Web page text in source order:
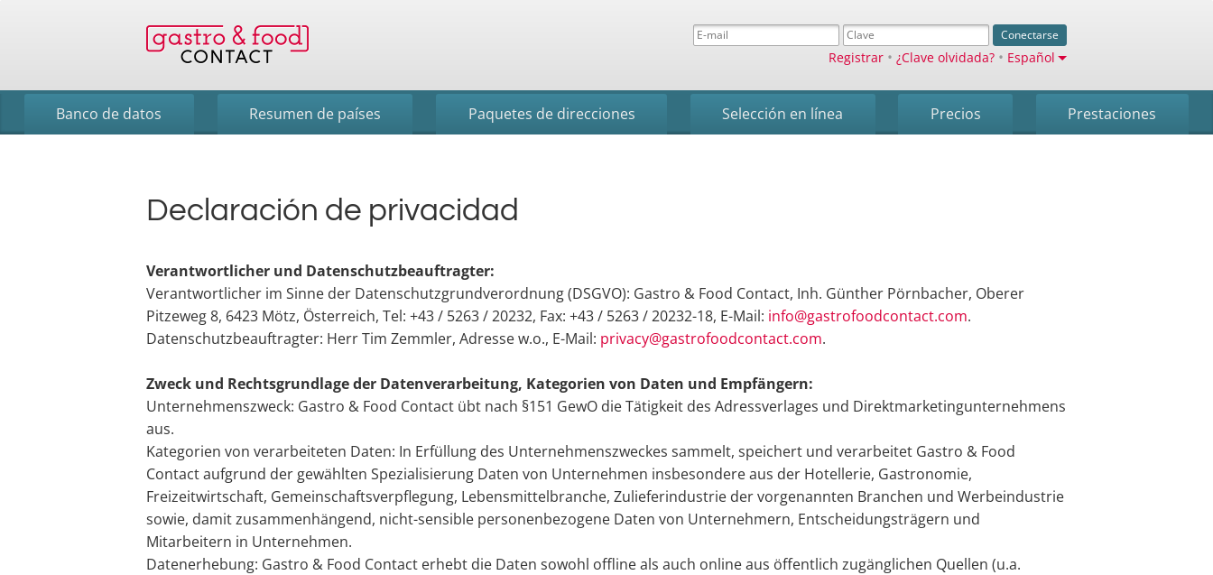
Conectarse
Registrar • ¿Clave olvidada? • Español
Banco de datos Resumen de países Paquetes de direcciones Selección en línea Precios Prestaciones
Declaración de privacidad
Verantwortlicher und Datenschutzbeauftragter:
Verantwortlicher im Sinne der Datenschutzgrundverordnung (DSGVO): Gastro & Food Contact, Inh. Günther Pörnbacher, Oberer
Pitzeweg 8, 6423 Mötz, Österreich, Tel: +43 / 5263 / 20232, Fax: +43 / 5263 / 20232-18, E-Mail: info@gastrofoodcontact.com.
Datenschutzbeauftragter: Herr Tim Zemmler, Adresse w.o., E-Mail: privacy@gastrofoodcontact.com.
Zweck und Rechtsgrundlage der Datenverarbeitung, Kategorien von Daten und Empfängern:
Unternehmenszweck: Gastro & Food Contact übt nach §151 GewO die Tätigkeit des Adressverlages und Direktmarketingunternehmens
aus.
Kategorien von verarbeiteten Daten: In Erfüllung des Unternehmenszweckes sammelt, speichert und verarbeitet Gastro & Food
Contact aufgrund der gewählten Spezialisierung Daten von Unternehmen insbesondere aus der Hotellerie, Gastronomie,
Freizeitwirtschaft, Gemeinschaftsverpflegung, Lebensmittelbranche, Zulieferindustrie der vorgenannten Branchen und Werbeindustrie
sowie, damit zusammenhängend, nicht-sensible personenbezogene Daten von Unternehmern, Entscheidungsträgern und
Mitarbeitern in Unternehmen.
Datenerhebung: Gastro & Food Contact erhebt die Daten sowohl offline als auch online aus öffentlich zugänglichen Quellen (u.a.